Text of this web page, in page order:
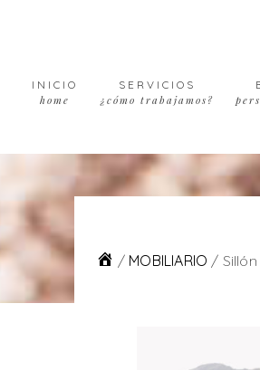
navigation
contentINICIO
home
SERVICIOS
¿cómo trabajamos?
/ MOBILIARIO /